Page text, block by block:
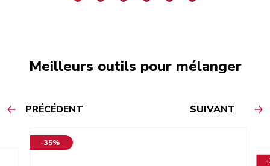
Meilleurs outils pour mélanger
PRÉCÉDENT SUIVANT
-35%
-